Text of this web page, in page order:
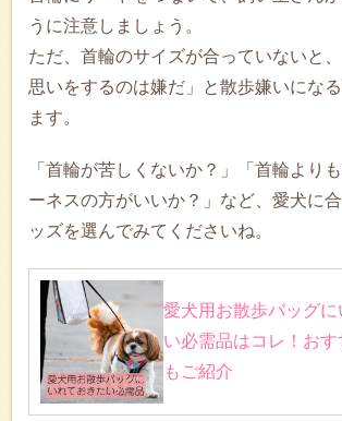
うに注意しましょう。
ただ、首輪のサイズが合っていないと
思いをするのは嫌だ」と散歩嫌いにな
ます。
「首輪が苦しくないか？」「首輪より
ーネスの方がいいか？」など、愛犬に
ッズを選んでみてくださいね。
愛犬用お散歩バッグに
い必需品はコレ！お
もご紹介